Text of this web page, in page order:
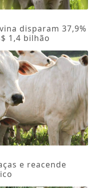
disparam 37,9%
1,4 bilhão
e reacende